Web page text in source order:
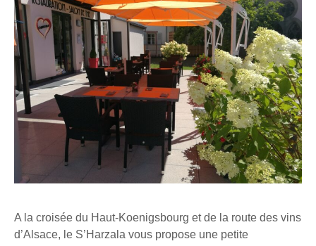
A la croisée du Haut-Koenigsbourg et de la route des vins
d’Alsace, le S’Harzala vous propose une petite